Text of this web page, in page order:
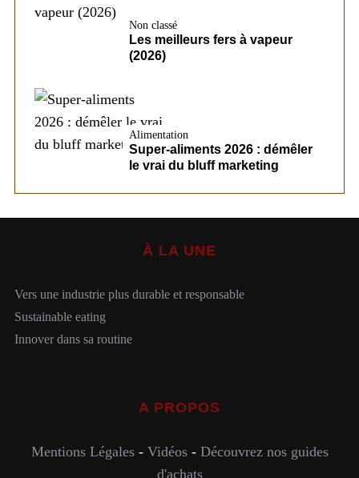
Non classé
Les meilleurs fers à vapeur
(2026)
Alimentation
Super-aliments 2026 : démêler
le vrai du bluff marketing
À LA UNE
Vers une industrie plus durable et responsable
Sustainable eating
Innover dans sa routine
A PROPOS
Mentions Légales- Vidéos- Découvrez nos guides
d'achats